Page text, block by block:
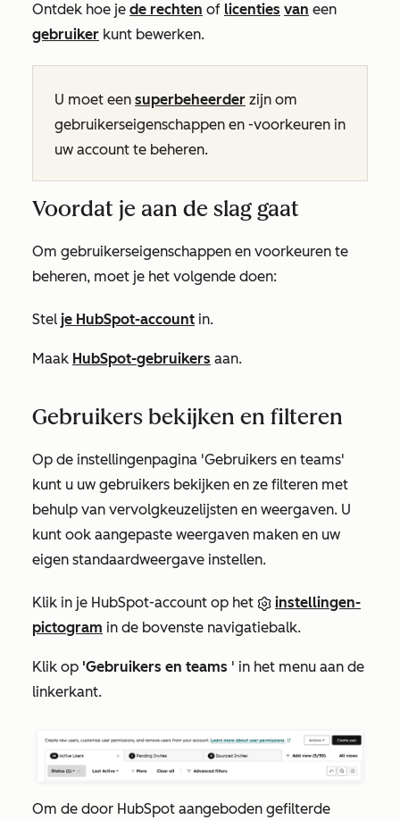
Ontdek hoe je de rechten of licenties van een
gebruiker kunt bewerken.
U moet een superbeheerder zijn om
gebruikerseigenschappen en -voorkeuren in
uw account te beheren.
Voordat je aan de slag gaat
Om gebruikerseigenschappen en voorkeuren te
beheren, moet je het volgende doen:
Stel je HubSpot-account in.
Maak HubSpot-gebruikers aan.
Gebruikers bekijken en filteren
Op de instellingenpagina 'Gebruikers en teams'
kunt u uw gebruikers bekijken en ze filteren met
behulp van vervolgkeuzelijsten en weergaven. U
kunt ook aangepaste weergaven maken en uw
eigen standaardweergave instellen.
Klik in je HubSpot-account op het
instellingen-
pictogram in de bovenste navigatiebalk.
Klik op 'Gebruikers en teams ' in het menu aan de
linkerkant.
Om de door HubSpot aangeboden gefilterde